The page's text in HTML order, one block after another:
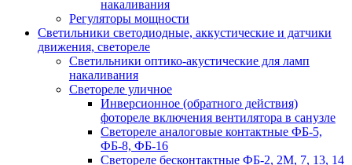
накаливания
Регуляторы мощности
Светильники светодиодные, аккустические и датчики
движения, светореле
Светильники оптико-акустические для ламп
накаливания
Светореле уличное
Инверсионное (обратного действия)
фотореле включения вентилятора в санузле
Светореле аналоговые контактные ФБ-5,
ФБ-8, ФБ-16
Светореле бесконтактные ФБ-2, 2М, 7, 13, 14